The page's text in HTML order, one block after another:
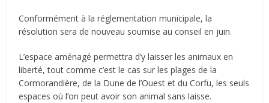
Conformément à la réglementation municipale, la
résolution sera de nouveau soumise au conseil en juin.
L’espace aménagé permettra d’y laisser les animaux en
liberté, tout comme c’est le cas sur les plages de la
Cormorandière, de la Dune de l’Ouest et du Corfu, les seuls
espaces où l’on peut avoir son animal sans laisse.